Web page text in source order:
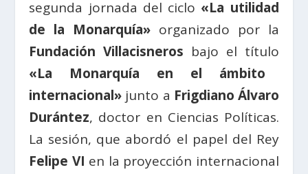
segunda jornada del ciclo «La utilidad
de la Monarquía» organizado por la
Fundación Villacisneros bajo el título
«La Monarquía en el ámbito
internacional» junto a Frigdiano Álvaro
Durántez, doctor en Ciencias Políticas.
La sesión, que abordó el papel del Rey
Felipe VI en la proyección internacional